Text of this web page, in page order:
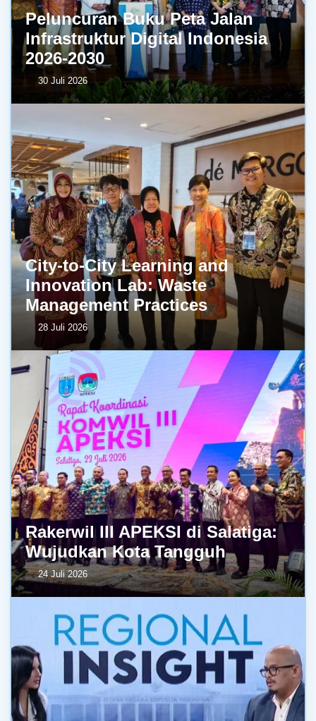
Peluncuran Buku Peta Jalan
Infrastruktur Digital Indonesia
2026-2030
30 Juli 2026
City-to-City Learning and
Innovation Lab: Waste
Management Practices
28 Juli 2026
Rakerwil III APEKSI di Salatiga:
Wujudkan Kota Tangguh
24 Juli 2026